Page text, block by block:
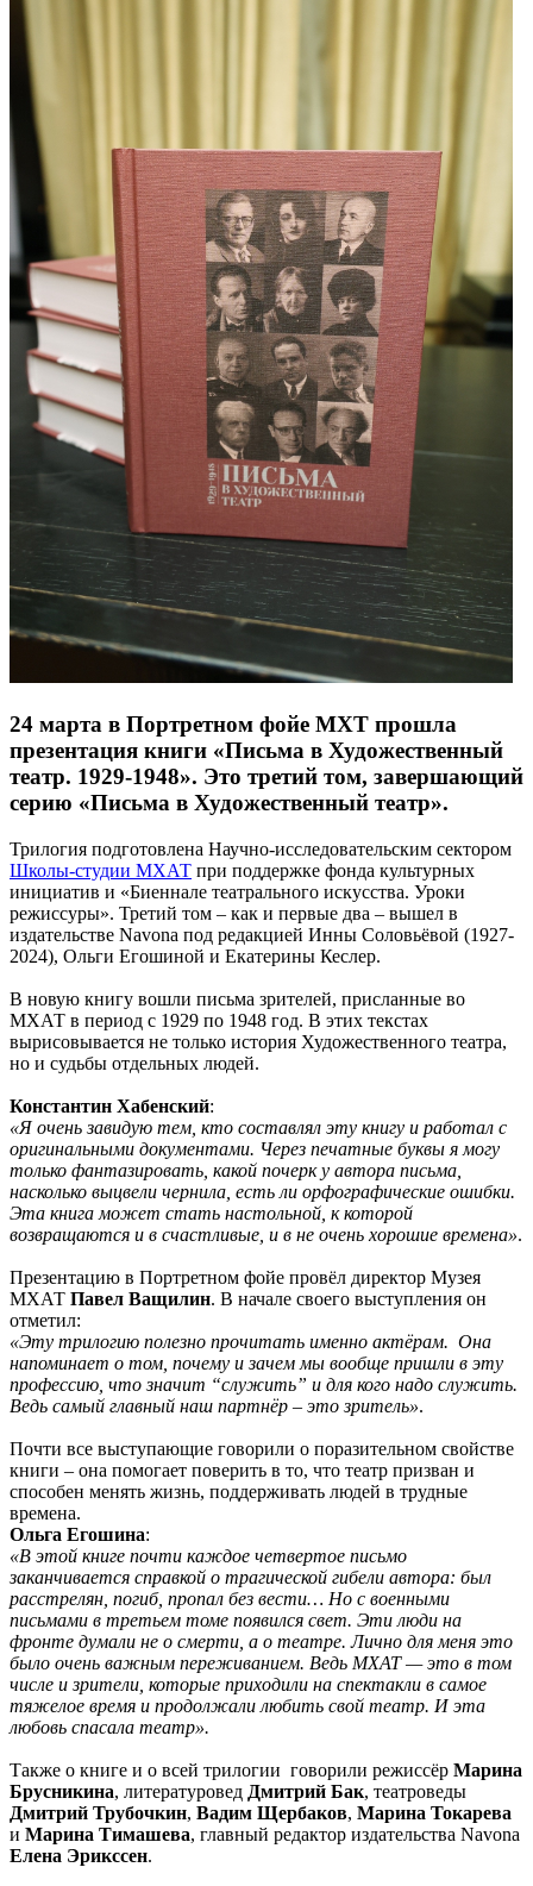
24 марта в Портретном фойе МХТ прошла
презентация книги «Письма в Художественный
театр. 1929-1948». Это третий том, завершающий
серию «Письма в Художественный театр».
Трилогия подготовлена Научно-исследовательским сектором
Школы-студии МХАТ при поддержке фонда культурных
инициатив и «Биеннале театрального искусства. Уроки
режиссуры». Третий том – как и первые два – вышел в
издательстве Navona под редакцией Инны Соловьёвой (1927-
2024), Ольги Егошиной и Екатерины Кеслер.
В новую книгу вошли письма зрителей, присланные во
МХАТ в период с 1929 по 1948 год. В этих текстах
вырисовывается не только история Художественного театра,
но и судьбы отдельных людей.
Константин Хабенский:
«Я очень завидую тем, кто составлял эту книгу и работал с
оригинальными документами. Через печатные буквы я могу
только фантазировать, какой почерк у автора письма,
насколько выцвели чернила, есть ли орфографические ошибки.
Эта книга может стать настольной, к которой
возвращаются и в счастливые, и в не очень хорошие времена».
Презентацию в Портретном фойе провёл директор Музея
МХАТ Павел Ващилин. В начале своего выступления он
отметил:
«Эту трилогию полезно прочитать именно актёрам. Она
напоминает о том, почему и зачем мы вообще пришли в эту
профессию, что значит “служить” и для кого надо служить.
Ведь самый главный наш партнёр – это зритель».
Почти все выступающие говорили о поразительном свойстве
книги – она помогает поверить в то, что театр призван и
способен менять жизнь, поддерживать людей в трудные
времена.
Ольга Егошина:
«В этой книге почти каждое четвертое письмо
заканчивается справкой о трагической гибели автора: был
расстрелян, погиб, пропал без вести… Но с военными
письмами в третьем томе появился свет. Эти люди на
фронте думали не о смерти, а о театре. Лично для меня это
было очень важным переживанием. Ведь МХАТ — это в том
числе и зрители, которые приходили на спектакли в самое
тяжелое время и продолжали любить свой театр. И эта
любовь спасала театр».
Также о книге и о всей трилогии говорили режиссёр Марина
Брусникина, литературовед Дмитрий Бак, театроведы
Дмитрий Трубочкин, Вадим Щербаков, Марина Токарева
и Марина Тимашева, главный редактор издательства Navona
Елена Эрикссен.